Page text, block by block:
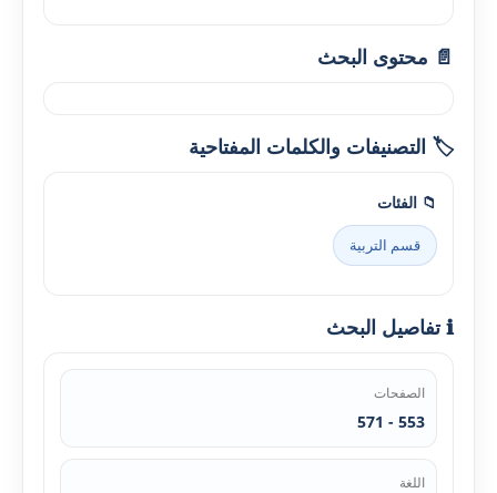
📄 محتوى البحث
🏷️ التصنيفات والكلمات المفتاحية
📁 الفئات
قسم التربية
ℹ️ تفاصيل البحث
الصفحات
553 - 571
اللغة